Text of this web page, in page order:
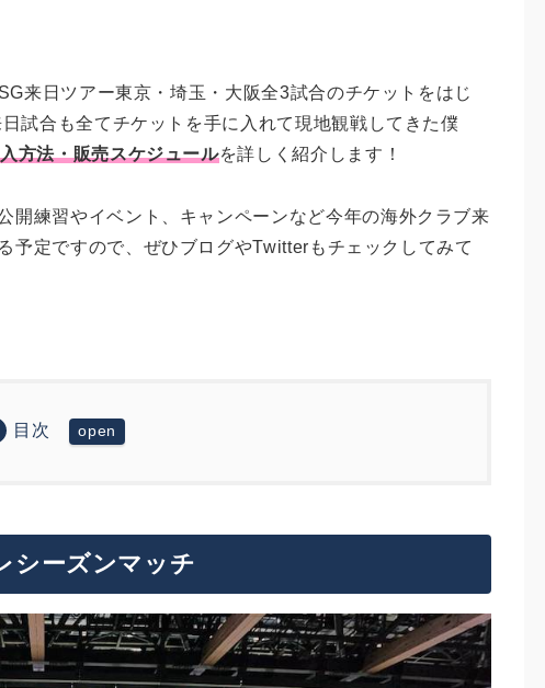
来日ツアー東京・埼玉・大阪全3試合のチケットをはじ
試合も全てチケットを手に入れて現地観戦してきた僕
方法・販売スケジュールを詳しく紹介します！
開練習やイベント、キャンペーンなど今年の海外クラブ来
予定ですので、ぜひブログやTwitterもチェックしてみて
目次
ツと注意点
行(先着)
ネット配信はある？
ゃなく来日イベントを存分に楽しもう！！
シーズンマッチ